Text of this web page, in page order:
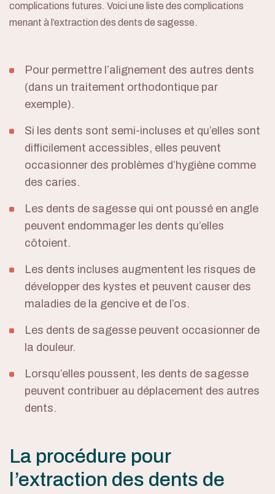
complications futures. Voici une liste des complications
menant à l’extraction des dents de sagesse.
Pour permettre l’alignement des autres dents
(dans un traitement orthodontique par
exemple).
Si les dents sont semi-incluses et qu’elles sont
difficilement accessibles, elles peuvent
occasionner des problèmes d’hygiène comme
des caries.
Les dents de sagesse qui ont poussé en angle
peuvent endommager les dents qu’elles
côtoient.
Les dents incluses augmentent les risques de
développer des kystes et peuvent causer des
maladies de la gencive et de l’os.
Les dents de sagesse peuvent occasionner de
la douleur.
Lorsqu’elles poussent, les dents de sagesse
peuvent contribuer au déplacement des autres
dents.
La procédure pour
l’extraction des dents de